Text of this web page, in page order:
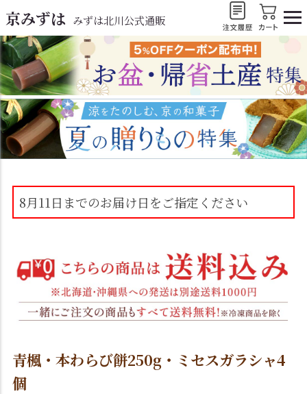
京みずは みずは北川公式通販
8月11日までのお届け日をご指定ください
青楓・本わらび餅250g・ミセスガラシャ4
個